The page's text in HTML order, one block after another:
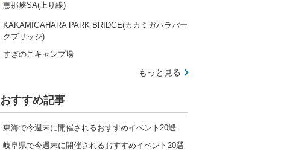
恵那峡SA(上り線)
KAKAMIGAHARA PARK BRIDGE(カカミガハラパー
クブリッジ)
すぎのこキャンプ場
もっと見る
おすすめ記事
東海で今週末に開催されるおすすめイベント20選
岐阜県で今週末に開催されるおすすめイベント20選